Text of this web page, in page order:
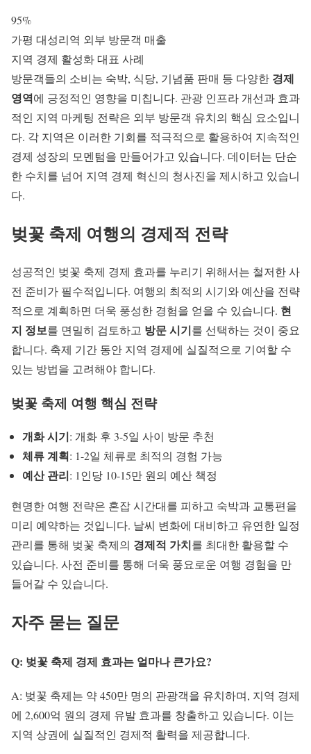
95%
가평 대성리역 외부 방문객 매출
지역 경제 활성화 대표 사례
방문객들의 소비는 숙박, 식당, 기념품 판매 등 다양한 경제
영역에 긍정적인 영향을 미칩니다. 관광 인프라 개선과 효과
적인 지역 마케팅 전략은 외부 방문객 유치의 핵심 요소입니
다. 각 지역은 이러한 기회를 적극적으로 활용하여 지속적인
경제 성장의 모멘텀을 만들어가고 있습니다. 데이터는 단순
한 수치를 넘어 지역 경제 혁신의 청사진을 제시하고 있습니
다.
벚꽃 축제 여행의 경제적 전략
성공적인 벚꽃 축제 경제 효과를 누리기 위해서는 철저한 사
전 준비가 필수적입니다. 여행의 최적의 시기와 예산을 전략
적으로 계획하면 더욱 풍성한 경험을 얻을 수 있습니다. 현
지 정보를 면밀히 검토하고 방문 시기를 선택하는 것이 중요
합니다. 축제 기간 동안 지역 경제에 실질적으로 기여할 수
있는 방법을 고려해야 합니다.
벚꽃 축제 여행 핵심 전략
개화 시기: 개화 후 3-5일 사이 방문 추천
체류 계획: 1-2일 체류로 최적의 경험 가능
예산 관리: 1인당 10-15만 원의 예산 책정
현명한 여행 전략은 혼잡 시간대를 피하고 숙박과 교통편을
미리 예약하는 것입니다. 날씨 변화에 대비하고 유연한 일정
관리를 통해 벚꽃 축제의 경제적 가치를 최대한 활용할 수
있습니다. 사전 준비를 통해 더욱 풍요로운 여행 경험을 만
들어갈 수 있습니다.
자주 묻는 질문
Q: 벚꽃 축제 경제 효과는 얼마나 큰가요?
A: 벚꽃 축제는 약 450만 명의 관광객을 유치하며, 지역 경제
에 2,600억 원의 경제 유발 효과를 창출하고 있습니다. 이는
지역 상권에 실질적인 경제적 활력을 제공합니다.